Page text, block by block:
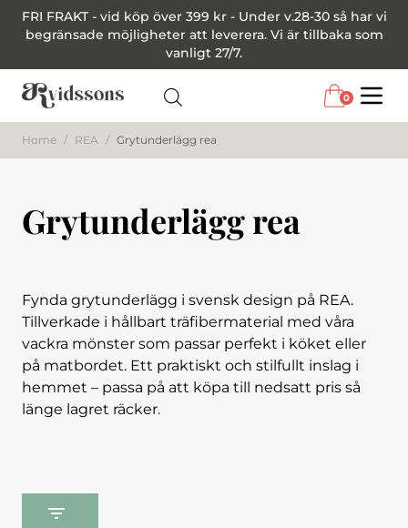
FRI FRAKT - vid köp över 399 kr - Under v.28-30 så har vi
begränsade möjligheter att leverera. Vi är tillbaka som
vanligt 27/7.
0
Home / REA / Grytunderlägg rea
Grytunderlägg rea
Fynda grytunderlägg i svensk design på REA.
Tillverkade i hållbart träfibermaterial med våra
vackra mönster som passar perfekt i köket eller
på matbordet. Ett praktiskt och stilfullt inslag i
hemmet – passa på att köpa till nedsatt pris så
länge lagret räcker.